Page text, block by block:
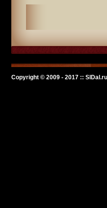
Copyright © 2009 - 2017 ::